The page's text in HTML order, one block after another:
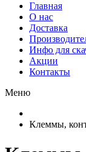
Главная
О нас
Доставка
Инфо для
Акции
Контакты
Меню
Клеммы,